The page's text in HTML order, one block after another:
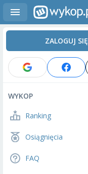
ZALOGUJ SIĘ
WYKOP
Ranking
Osiągnięcia
FAQ